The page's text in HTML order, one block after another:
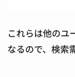
これらは他のユ
なるので、検索